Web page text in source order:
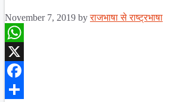
November 7, 2019 byराजभाषा से राष्ट्रभाषा
WhatsApp
X
Facebook